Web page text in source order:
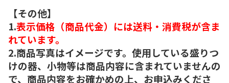
【その他】
1.表示価格（商品代金）には送料・消費税が含ま
れています。
2.商品写真はイメージです。使用している盛りつ
けの器、小物等は商品内容に含まれていませんの
で、商品内容をお確かめの上、お申込みくださ